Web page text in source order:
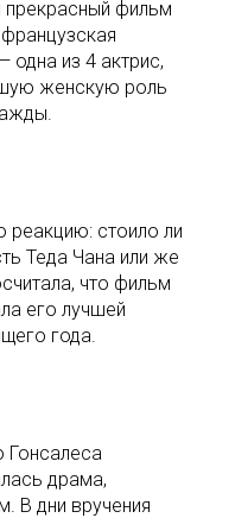
прекрасный фильм
одна из 4 актрис,
женскую роль
реакцию: стоило ли
Теда Чана или же
что фильм
его лучшей
года.
Гонсалеса
драма,
В дни вручения